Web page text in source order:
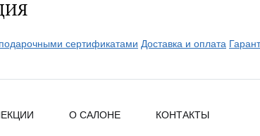
сертификатами Доставка и оплата
О САЛОНЕ КОНТАКТЫ